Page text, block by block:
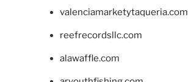
valenciamarketytaqueria.com
reefrecordsllc.com
alawaffle.com